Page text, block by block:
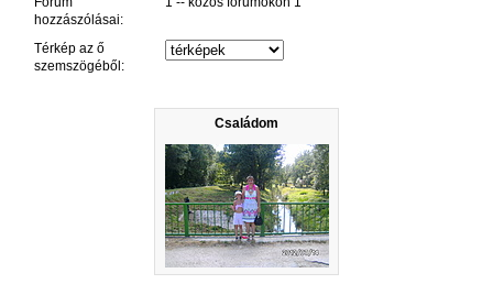
Családom
hozzászólásai:
Térkép az ő
szemszögéből: